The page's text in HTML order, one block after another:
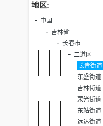
地区:
中国
吉林省
长春市
二道区
长青街道
东盛街道
吉林街道
荣光街道
东站街道
远达街道